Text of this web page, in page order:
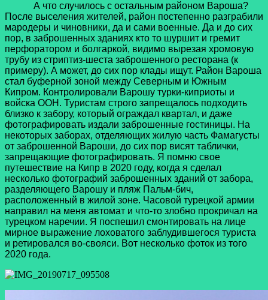
А что случилось с остальным районом Вароша?
После выселения жителей, район постепенно разграбили
мародеры и чиновники, да и сами военные. Да и до сих
пор, в заброшенных зданиях кто то шуршит и гремит
перфоратором и болгаркой, видимо вырезая хромовую
трубу из стриптиз-шеста заброшенного ресторана (к
примеру). А может, до сих пор клады ищут. Район Вароша
стал буферной зоной между Северным и Южным
Кипром. Контролировали Варошу турки-киприоты и
войска ООН. Туристам строго запрещалось подходить
близко к забору, который ограждал квартал, и даже
фотографировать издали заброшенные гостиницы. На
некоторых заборах, отделяющих жилую часть Фамагусты
от заброшенной Вароши, до сих пор висят таблички,
запрещающие фотографировать. Я помню свое
путешествие на Кипр в 2020 году, когда я сделал
несколько фотографий заброшенных зданий от забора,
разделяющего Варошу и пляж Пальм-бич,
расположенный в жилой зоне. Часовой турецкой армии
направил на меня автомат и что-то злобно прокричал на
турецком наречии. Я поспешил смонтировать на лице
мирное выражение лоховатого заблудившегося туриста
и ретировался во-свояси. Вот несколько фоток из того
2020 года.